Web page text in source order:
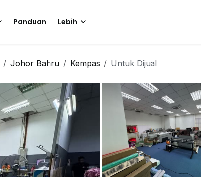
Panduan Lebih
Johor Bahru Kempas Untuk Dijual